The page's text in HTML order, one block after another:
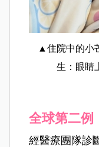
▲住院中的小
生：眼睛
全球第二例
經醫療團隊診